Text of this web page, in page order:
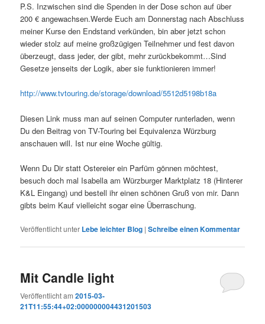
P.S. Inzwischen sind die Spenden in der Dose schon auf über
200 € angewachsen.Werde Euch am Donnerstag nach Abschluss
meiner Kurse den Endstand verkünden, bin aber jetzt schon
wieder stolz auf meine großzügigen Teilnehmer und fest davon
überzeugt, dass jeder, der gibt, mehr zurückbekommt…Sind
Gesetze jenseits der Logik, aber sie funktionieren immer!
http://www.tvtouring.de/storage/download/5512d5198b18a
Diesen Link muss man auf seinen Computer runterladen, wenn
Du den Beitrag von TV-Touring bei Equivalenza Würzburg
anschauen will. Ist nur eine Woche gültig.
Wenn Du Dir statt Ostereier ein Parfüm gönnen möchtest,
besuch doch mal Isabella am Würzburger Marktplatz 18 (Hinterer
K&L Eingang) und bestell ihr einen schönen Gruß von mir. Dann
gibts beim Kauf vielleicht sogar eine Überraschung.
Veröffentlicht unter Lebe leichter Blog |Schreibe einen Kommentar
Mit Candle light
Veröffentlicht am2015-03-
21T11:55:44+02:000000004431201503